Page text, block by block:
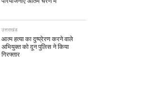
उत्तराखंड
आत्म हत्या का दुष्प्रेरण करने वाले
अभियुक्त को दून पुलिस ने किया
गिरफ्तार